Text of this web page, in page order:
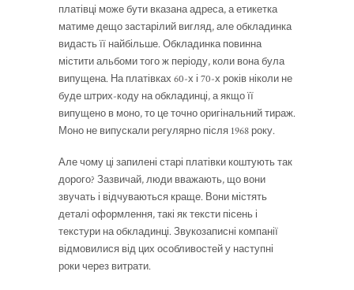
платівці може бути вказана адреса, а етикетка
матиме дещо застарілий вигляд, але обкладинка
видасть її найбільше. Обкладинка повинна
містити альбоми того ж періоду, коли вона була
випущена. На платівках 60-х і 70-х років ніколи не
буде штрих-коду на обкладинці, а якщо її
випущено в моно, то це точно оригінальний тираж.
Моно не випускали регулярно після 1968 року.
Але чому ці запилені старі платівки коштують так
дорого? Зазвичай, люди вважають, що вони
звучать і відчуваються краще. Вони містять
деталі оформлення, такі як тексти пісень і
текстури на обкладинці. Звукозаписні компанії
відмовилися від цих особливостей у наступні
роки через витрати.